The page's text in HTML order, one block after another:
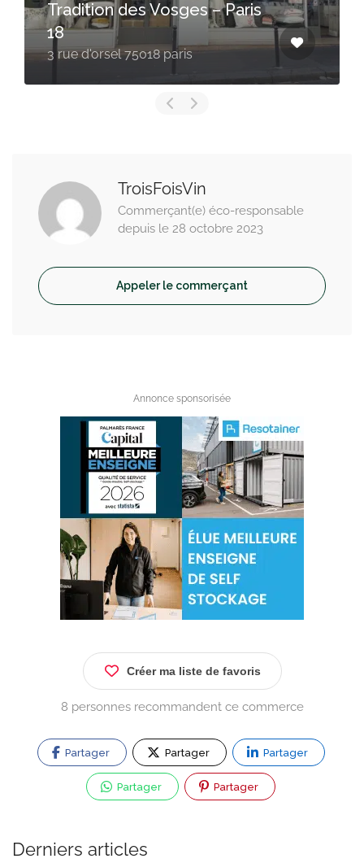
Pixieboots
6 Rue de la Salle, 78100 Saint-
Germain-en-Laye
TroisFoisVin
Commerçant(e) éco-responsable
depuis le 28 octobre 2023
Appeler le commerçant
Annonce sponsorisée
Créer ma liste de favoris
8 personnes recommandent ce commerce
Partager Partager Partager
Partager Partager
Derniers articles